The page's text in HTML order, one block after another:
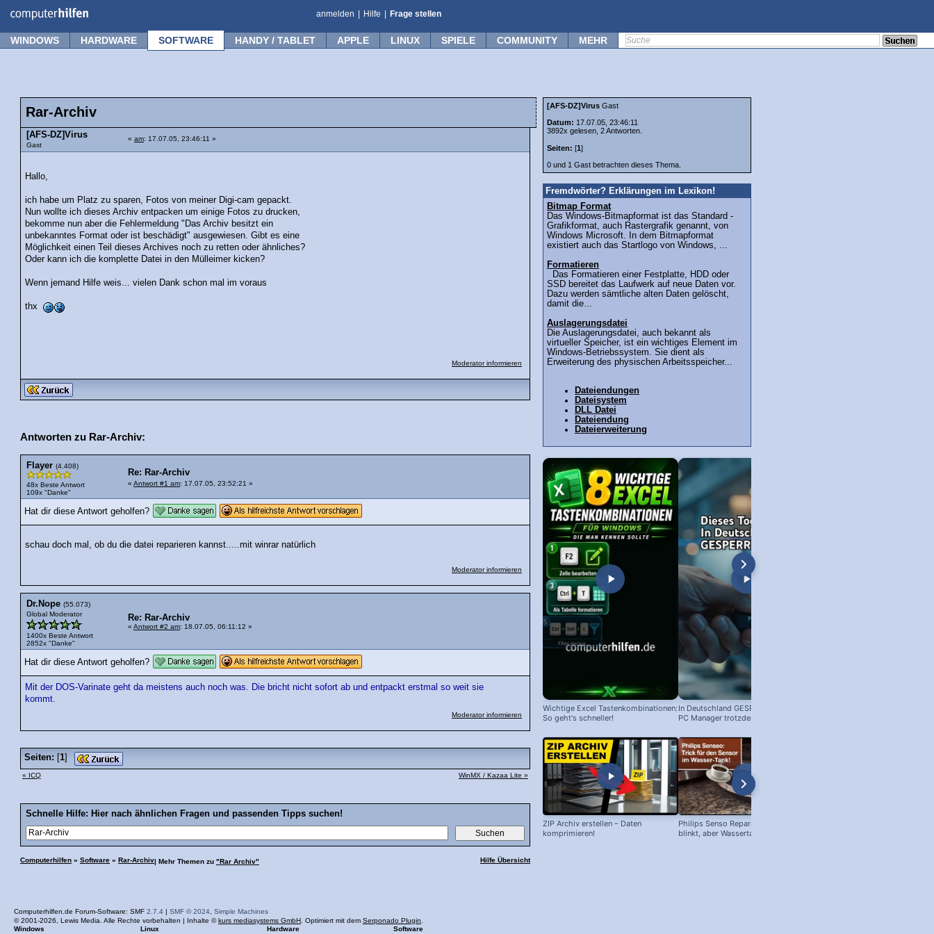
anmelden Hilfe Frage stellen
WINDOWS HARDWARE SOFTWARE HANDY / TABLET APPLE LINUX SPIELE COMMUNITY MEHR
Rar-Archiv
[AFS-DZ]Virus
Gast
« am: 17.07.05, 23:46:11 »
Hallo,
ich habe um Platz zu sparen, Fotos von meiner Digi-cam gepackt.
Nun wollte ich dieses Archiv entpacken um einige Fotos zu drucken,
bekomme nun aber die Fehlermeldung "Das Archiv besitzt ein
unbekanntes Format oder ist beschädigt" ausgewiesen. Gibt es eine
Möglichkeit einen Teil dieses Archives noch zu retten oder ähnliches?
Oder kann ich die komplette Datei in den Mülleimer kicken?
Wenn jemand Hilfe weis... vielen Dank schon mal im voraus
thx
Moderator informieren
Antworten zu Rar-Archiv:
Flayer (4.408)
48x Beste Antwort
109x "Danke"
Re: Rar-Archiv
« Antwort #1 am: 17.07.05, 23:52:21 »
Hat dir diese Antwort geholfen?
schau doch mal, ob du die datei reparieren kannst.....mit winrar natürlich
Moderator informieren
Dr.Nope (55.073)
Global Moderator
1400x Beste Antwort
2852x "Danke"
Re: Rar-Archiv
« Antwort #2 am: 18.07.05, 06:11:12 »
Hat dir diese Antwort geholfen?
Mit der DOS-Varinate geht da meistens auch noch was. Die bricht nicht sofort ab und entpackt erstmal so weit sie
kommt.
Moderator informieren
Seiten: [1]
« ICQ WinMX / Kazaa Lite »
Schnelle Hilfe: Hier nach ähnlichen Fragen und passenden Tipps suchen!
Computerhilfen » Software » Rar-Archiv Hilfe Übersicht
| Mehr Themen zu "Rar Archiv"
[AFS-DZ]Virus Gast
Datum: 17.07.05, 23:46:11
3892x gelesen, 2 Antworten.
Seiten: [1]
0 und 1 Gast betrachten dieses Thema.
Fremdwörter? Erklärungen im Lexikon!
Bitmap Format
Das Windows-Bitmapformat ist das Standard -
Grafikformat, auch Rastergrafik genannt, von
Windows Microsoft. In dem Bitmapformat
existiert auch das Startlogo von Windows, ...
Formatieren
Das Formatieren einer Festplatte, HDD oder
SSD bereitet das Laufwerk auf neue Daten vor.
Dazu werden sämtliche alten Daten gelöscht,
damit die...
Auslagerungsdatei
Die Auslagerungsdatei, auch bekannt als
virtueller Speicher, ist ein wichtiges Element im
Windows-Betriebssystem. Sie dient als
Erweiterung des physischen Arbeitsspeicher...
Dateiendungen
Dateisystem
DLL Datei
Dateiendung
Dateierweiterung
Wichtige Excel Tastenkombinationen:
So geht's schneller!
In Deutschland GESPERRT: Microsoft
PC Manager trotzdem installieren
ZIP Archiv erstellen – Daten
komprimieren!
Philips Senso Reparatur: Blaue LED
blinkt, aber Wassertank voll?
Computerhilfen.de Forum-Software: SMF 2.7.4 | SMF © 2024, Simple Machines
© 2001-2026, Lewis Media. Alle Rechte vorbehalten | Inhalte ©kurs mediasystems GmbH. Optimiert mit dem Serponado Plugin.
Windows
Linux
Hardware
Software